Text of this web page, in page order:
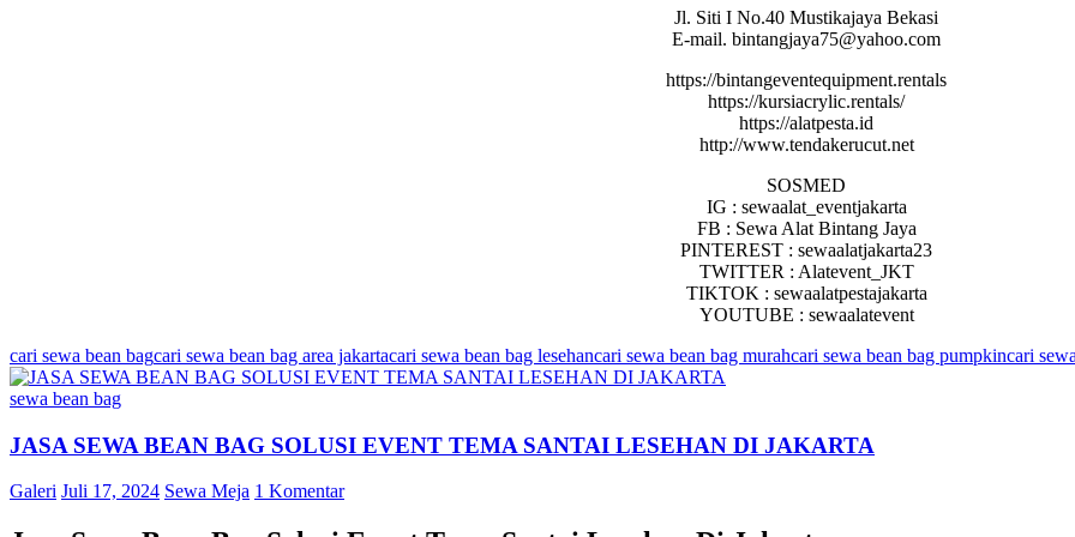
Jl. Siti I No.40 Mustikajaya Bekasi
E-mail. bintangjaya75@yahoo.com
https://bintangeventequipment.rentals
https://kursiacrylic.rentals/
https://alatpesta.id
http://www.tendakerucut.net
SOSMED
IG : sewaalat_eventjakarta
FB : Sewa Alat Bintang Jaya
PINTEREST : sewaalatjakarta23
TWITTER : Alatevent_JKT
TIKTOK : sewaalatpestajakarta
YOUTUBE : sewaalatevent
cari sewa bean bagcari sewa bean bag area jakartacari sewa bean bag lesehancari sewa bean bag murahcari sewa bean bag pumpkincari
sewa bean bag
JASA SEWA BEAN BAG SOLUSI EVENT TEMA SANTAI LESEHAN DI JAKARTA
Galeri Juli 17, 2024 Sewa Meja 1 Komentar